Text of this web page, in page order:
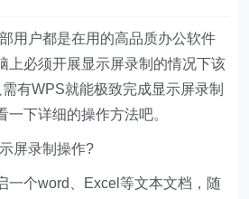
用户都是在用的高品质办公软件
上必须开展显示屏录制的情况下该
有WPS就能极致完成显示屏录制
一下详细的操作方法吧。
屏录制操作?
一个word、Excel等文本文档，随